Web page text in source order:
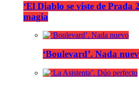
‘El Diablo se viste de Prada
magia
‘Boulevard’. Nada